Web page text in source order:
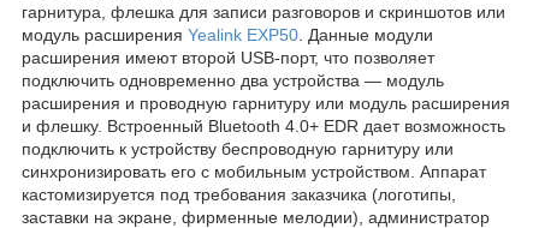
гарнитура, флешка для записи разговоров и скриншотов или
модуль расширения Yealink EXP50 . Данные модули
расширения имеют второй USB-порт, что позволяет
подключить одновременно два устройства — модуль
расширения и проводную гарнитуру или модуль расширения
и флешку. Встроенный Bluetooth 4.0+ EDR дает возможность
подключить к устройству беспроводную гарнитуру или
синхронизировать его с мобильным устройством. Аппарат
кастомизируется под требования заказчика (логотипы,
заставки на экране, фирменные мелодии), администратор